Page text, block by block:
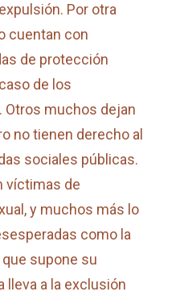
Por otra
cuentan con
de protección
de los
Otros muchos dejan
no tienen derecho al
sociales públicas.
víctimas de
y muchos más lo
como la
supone su
lleva a la exclusión